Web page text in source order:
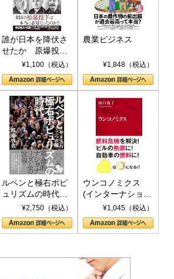
誰が日本を降伏さ
せたか 原爆投
下、ソ連参戦、そ
して聖断 (PHP新
書)
¥1,100（税込）
農業ビジネス
¥1,848（税込）
ルペンと極右ポピ
ュリズムの時代：
〈ヤヌス〉の二つ
の顔
¥2,750（税込）
ウンコノミクス
(インターナショナ
ル新書)¥1,045（税込）